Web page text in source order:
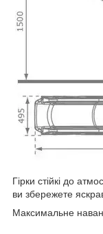
Гірки стійкі до
ви збережете
Максимальне